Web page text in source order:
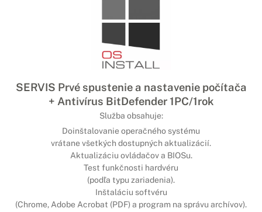
SERVIS Prvé spustenie a nastavenie počítača
+ Antivírus BitDefender 1PC/1rok
Služba obsahuje:
Doinštalovanie operačného systému
vrátane všetkých dostupných aktualizácií.
Aktualizáciu ovládačov a BIOSu.
Test funkčnosti hardvéru
(podľa typu zariadenia).
Inštaláciu softvéru
(Chrome, Adobe Acrobat (PDF) a program na správu archívov).